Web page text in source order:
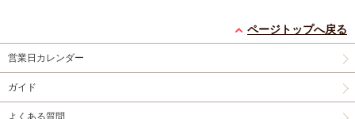
小冊子＋箔押しA5ア
クリルボード】
有償特典・『エンドロ
ールは地獄まで
（3）』小冊子 有償特
典・『エンドロールは
地獄まで（3）』箔押
3,894
三ツ星しずく
有償特典・『シュガー
コミコミ特典4Pリー
典ミニイラストカード
特典・小冊子】
有償特典・『うなじに
ページトップへ戻る
営業日カレンダー
ガイド
よくある質問